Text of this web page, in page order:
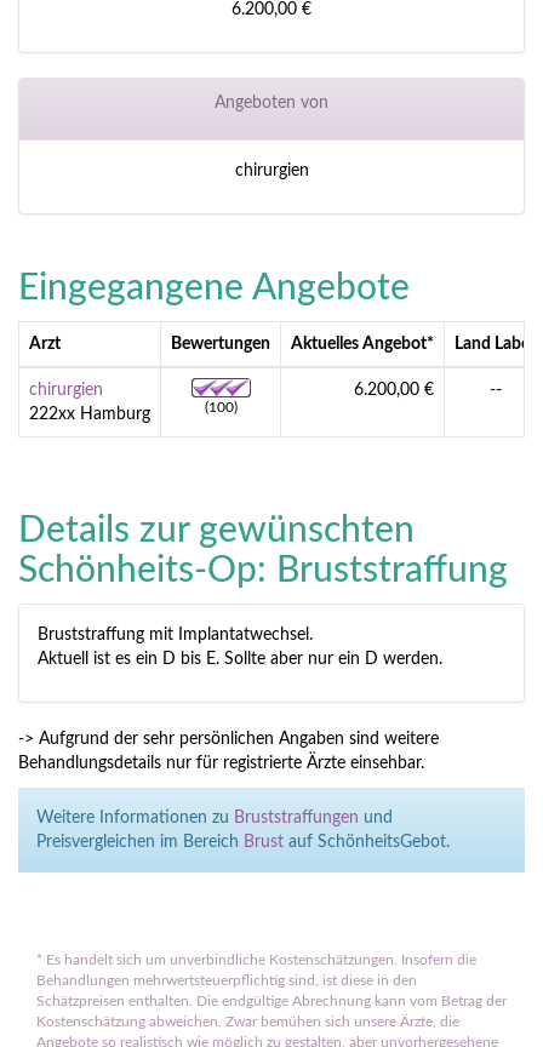
6.200,00 €
Angeboten von
chirurgien
Eingegangene Angebote
Arzt Bewertungen Aktuelles Angebot* Land Labor
chirurgien
222xx Hamburg
(100)
6.200,00 € --
Details zur gewünschten
Schönheits-Op: Bruststraffung
Bruststraffung mit Implantatwechsel.
Aktuell ist es ein D bis E. Sollte aber nur ein D werden.
-> Aufgrund der sehr persönlichen Angaben sind weitere
Behandlungsdetails nur für registrierte Ärzte einsehbar.
Weitere Informationen zu Bruststraffungen und
Preisvergleichen im Bereich Brust auf SchönheitsGebot.
* Es handelt sich um unverbindliche Kostenschätzungen. Insofern die
Behandlungen mehrwertsteuerpflichtig sind, ist diese in den
Schätzpreisen enthalten. Die endgültige Abrechnung kann vom Betrag der
Kostenschätzung abweichen. Zwar bemühen sich unsere Ärzte, die
Angebote so realistisch wie möglich zu gestalten, aber unvorhergesehene